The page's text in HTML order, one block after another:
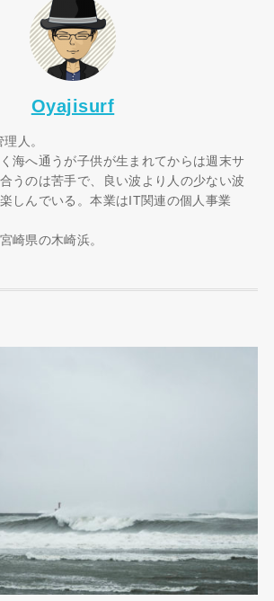
Oyajisurf
人。
海へ通うが子供が生まれてからは週末サ
うのは苦手で、良い波より人の少ない波
しんでいる。本業はIT関連の個人事業
崎県の木崎浜。